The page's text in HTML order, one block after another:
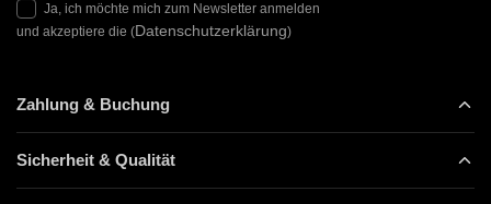
Ja, ich möchte mich zum Newsletter anmelden
und akzeptiere die (Datenschutzerklärung)
Zahlung & Buchung
Sicherheit & Qualität